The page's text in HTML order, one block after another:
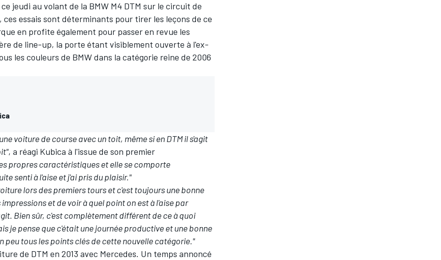
jeudi au volant de la BMW M4 DTM sur le circuit de
essais sont déterminants pour tirer les leçons de ce
en profite également pour passer en revue les
de line-up, la porte étant visiblement ouverte à l'ex-
les couleurs de BMW dans la catégorie reine de 2006
voiture de course avec un toit, même si en DTM il s'agit
, a réagi Kubica à l'issue de son premier
propres caractéristiques et elle se comporte
senti à l'aise et j'ai pris du plaisir."
lors des premiers tours et c'est toujours une bonne
et de voir à quel point on est à l'aise par
Bien sûr, c'est complètement différent de ce à quoi
je pense que c'était une journée productive et une bonne
tous les points clés de cette nouvelle catégorie."
de DTM en 2013 avec Mercedes. Un temps annoncé